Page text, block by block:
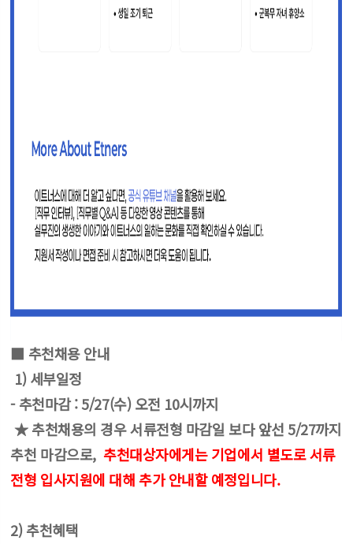
■ 추천채용 안내
1) 세부일정
- 추천마감 : 5/27(수) 오전 10시까지
★ 추천채용의 경우 서류전형 마감일 보다 앞선 5/27까지
추천 마감으로, 추천대상자에게는 기업에서 별도로 서류
전형 입사지원에 대해 추가 안내할 예정입니다.
2) 추천혜택